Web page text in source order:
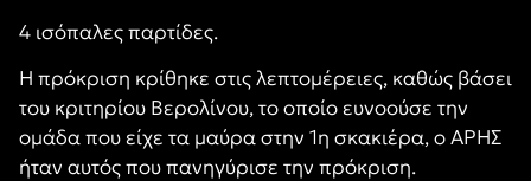
4 ισόπαλες παρτίδες.
Η πρόκριση κρίθηκε στις λεπτομέρειες, καθώς βάσει
του κριτηρίου Βερολίνου, το οποίο ευνοούσε την
ομάδα που είχε τα μαύρα στην 1η σκακιέρα, ο ΑΡΗΣ
ήταν αυτός που πανηγύρισε την πρόκριση.